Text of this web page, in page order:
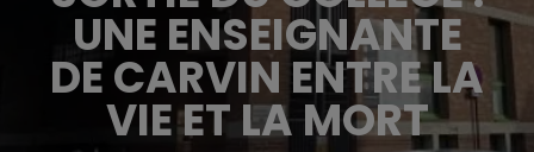
UNE ENSEIGNANTE
DE CARVIN ENTRE LA
VIE ET LA MORT